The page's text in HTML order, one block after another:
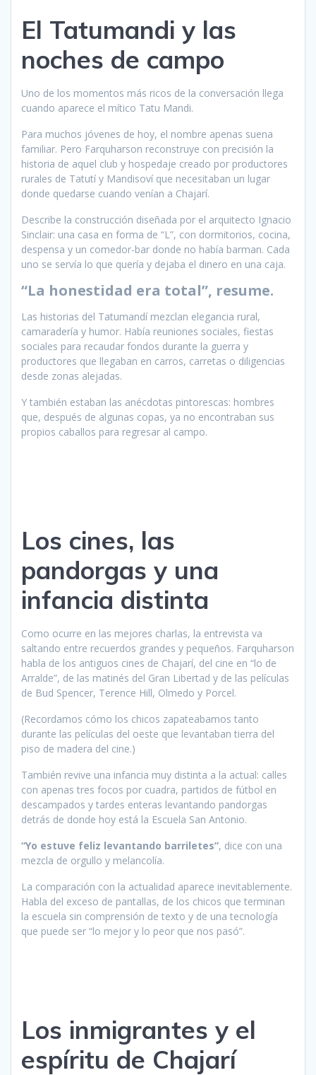
El Tatumandi y las
noches de campo
Uno de los momentos más ricos de la conversación llega
cuando aparece el mítico Tatu Mandi.
Para muchos jóvenes de hoy, el nombre apenas suena
familiar. Pero Farquharson reconstruye con precisión la
historia de aquel club y hospedaje creado por productores
rurales de Tatutí y Mandisoví que necesitaban un lugar
donde quedarse cuando venían a Chajarí.
Describe la construcción diseñada por el arquitecto Ignacio
Sinclair: una casa en forma de “L”, con dormitorios, cocina,
despensa y un comedor-bar donde no había barman. Cada
uno se servía lo que quería y dejaba el dinero en una caja.
“La honestidad era total”, resume.
Las historias del Tatumandí mezclan elegancia rural,
camaradería y humor. Había reuniones sociales, fiestas
sociales para recaudar fondos durante la guerra y
productores que llegaban en carros, carretas o diligencias
desde zonas alejadas.
Y también estaban las anécdotas pintorescas: hombres
que, después de algunas copas, ya no encontraban sus
propios caballos para regresar al campo.
Los cines, las
pandorgas y una
infancia distinta
Como ocurre en las mejores charlas, la entrevista va
saltando entre recuerdos grandes y pequeños. Farquharson
habla de los antiguos cines de Chajarí, del cine en “lo de
Arralde”, de las matinés del Gran Libertad y de las películas
de Bud Spencer, Terence Hill, Olmedo y Porcel.
(Recordamos cómo los chicos zapateabamos tanto
durante las películas del oeste que levantaban tierra del
piso de madera del cine.)
También revive una infancia muy distinta a la actual: calles
con apenas tres focos por cuadra, partidos de fútbol en
descampados y tardes enteras levantando pandorgas
detrás de donde hoy está la Escuela San Antonio.
“Yo estuve feliz levantando barriletes”, dice con una
mezcla de orgullo y melancolía.
La comparación con la actualidad aparece inevitablemente.
Habla del exceso de pantallas, de los chicos que terminan
la escuela sin comprensión de texto y de una tecnología
que puede ser “lo mejor y lo peor que nos pasó”.
Los inmigrantes y el
espíritu de Chajarí